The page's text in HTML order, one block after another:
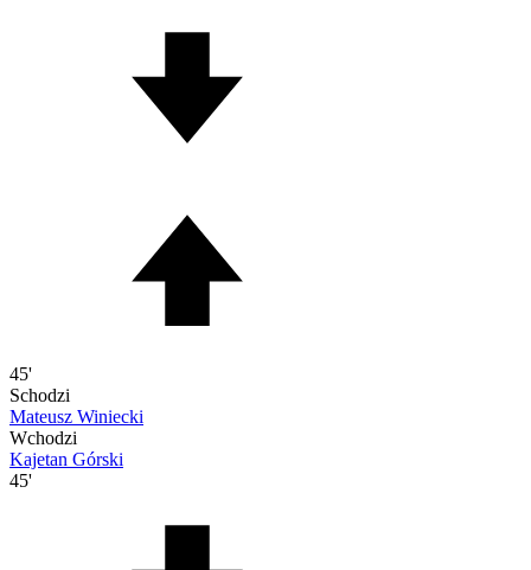
45'
Schodzi
Mateusz Winiecki
Wchodzi
Kajetan Górski
45'